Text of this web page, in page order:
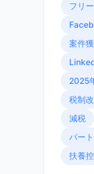
フリ
案件
2025
税制
減税
パート
扶養